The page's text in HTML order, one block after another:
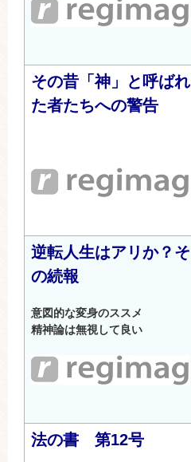
その昔「神」と呼ばれ
た者たちへの警告
逆転人生はアリか？そ
の続報
意図的な変身のススメ
精神論は無視して良い
法の書 第12号